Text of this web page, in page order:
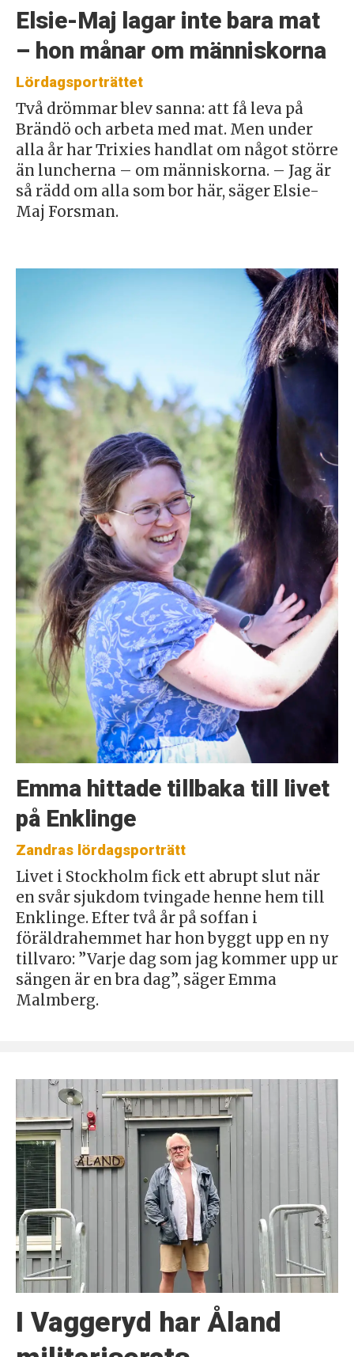
Elsie-Maj lagar inte bara mat
– hon månar om människorna
Lördagsporträttet
Två drömmar blev sanna: att få leva på
Brändö och arbeta med mat. Men under
alla år har Trixies handlat om något större
än luncherna – om människorna. – Jag är
så rädd om alla som bor här, säger Elsie-
Maj Forsman.
Emma hittade tillbaka till livet
på Enklinge
Zandras lördagsporträtt
Livet i Stockholm fick ett abrupt slut när
en svår sjukdom tvingade henne hem till
Enklinge. Efter två år på soffan i
föräldrahemmet har hon byggt upp en ny
tillvaro: ”Varje dag som jag kommer upp ur
sängen är en bra dag”, säger Emma
Malmberg.
I Vaggeryd har Åland